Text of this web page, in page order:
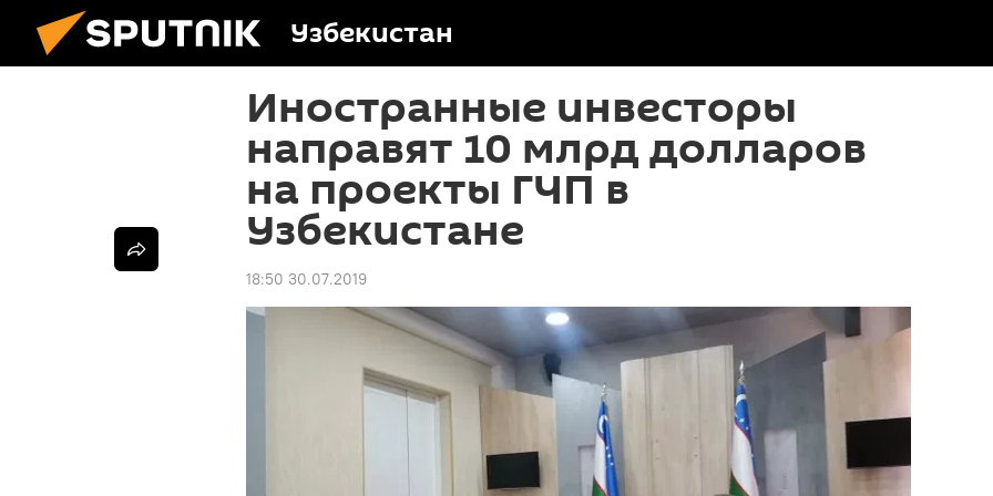
Узбекистан
Иностранные инвесторы
направят 10 млрд долларов
на проекты ГЧП в
Узбекистане
18:50 30.07.2019